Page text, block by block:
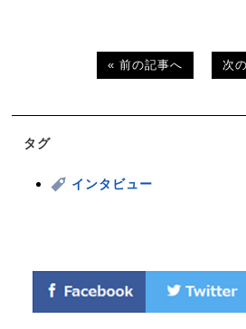
« 前の記事へ 次
タグ
インタビュー